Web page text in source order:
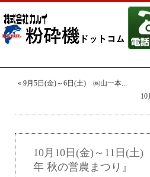
« 9月5日(金)～6日(土) ㈱山一本...
10
10月10日(金)～11日(土
年 秋の営農まつり』